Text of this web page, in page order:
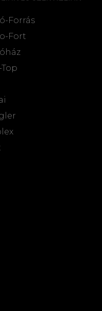
Forrás
Fort